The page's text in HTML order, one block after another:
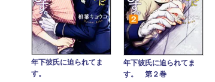
年下彼氏に迫られてま
す。
年下彼氏に迫られてま
す。 第２巻